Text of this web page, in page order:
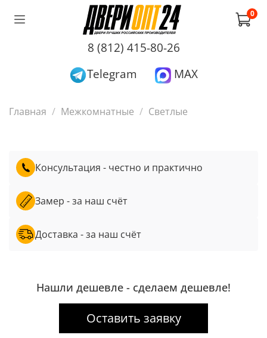
0
8 (812) 415-80-26
Telegram
MAX
Главная Межкомнатные Светлые
Консультация - честно и практично
Замер - за наш счёт
Доставка - за наш счёт
Нашли дешевле - сделаем дешевле!
Оставить заявку